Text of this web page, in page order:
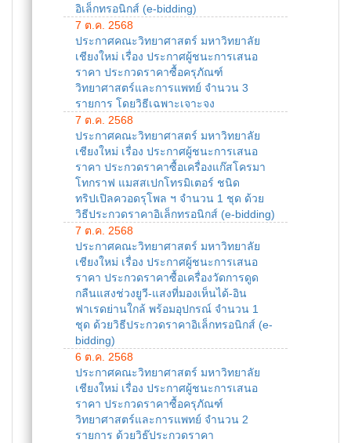
อิเล็กทรอนิกส์ (e-bidding)
7 ต.ค. 2568
ประกาศคณะวิทยาศาสตร์ มหาวิทยาลัย
เชียงใหม่ เรื่อง ประกาศผู้ชนะการเสนอ
ราคา ประกวดราคาซื้อครุภัณฑ์
วิทยาศาสตร์และการแพทย์ จำนวน 3
รายการ โดยวิธีเฉพาะเจาะจง
7 ต.ค. 2568
ประกาศคณะวิทยาศาสตร์ มหาวิทยาลัย
เชียงใหม่ เรื่อง ประกาศผู้ชนะการเสนอ
ราคา ประกวดราคาซื้อเครื่องแก๊สโครมา
โทกราฟ แมสสเปกโทรมิเตอร์ ชนิด
ทริปเปิลควอดรุโพล ฯ จำนวน 1 ชุด ด้วย
วิธีประกวดราคาอิเล็กทรอนิกส์ (e-bidding)
7 ต.ค. 2568
ประกาศคณะวิทยาศาสตร์ มหาวิทยาลัย
เชียงใหม่ เรื่อง ประกาศผู้ชนะการเสนอ
ราคา ประกวดราคาซื้อเครื่องวัดการดูด
กลืนแสงช่วงยูวี-แสงที่มองเห็นได้-อิน
ฟาเรดย่านใกล้ พร้อมอุปกรณ์ จำนวน 1
ชุด ด้วยวิธีประกวดราคาอิเล็กทรอนิกส์ (e-
bidding)
6 ต.ค. 2568
ประกาศคณะวิทยาศาสตร์ มหาวิทยาลัย
เชียงใหม่ เรื่อง ประกาศผู้ชนะการเสนอ
ราคา ประกวดราคาซื้อครุภัณฑ์
วิทยาศาสตร์และการแพทย์ จำนวน 2
รายการ ด้วยวิธ๊ประกวดราคา